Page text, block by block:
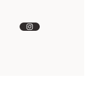
Instagram